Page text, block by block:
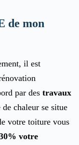
de mon
il est
par des travaux
chaleur se situe
votre toiture vous
votre